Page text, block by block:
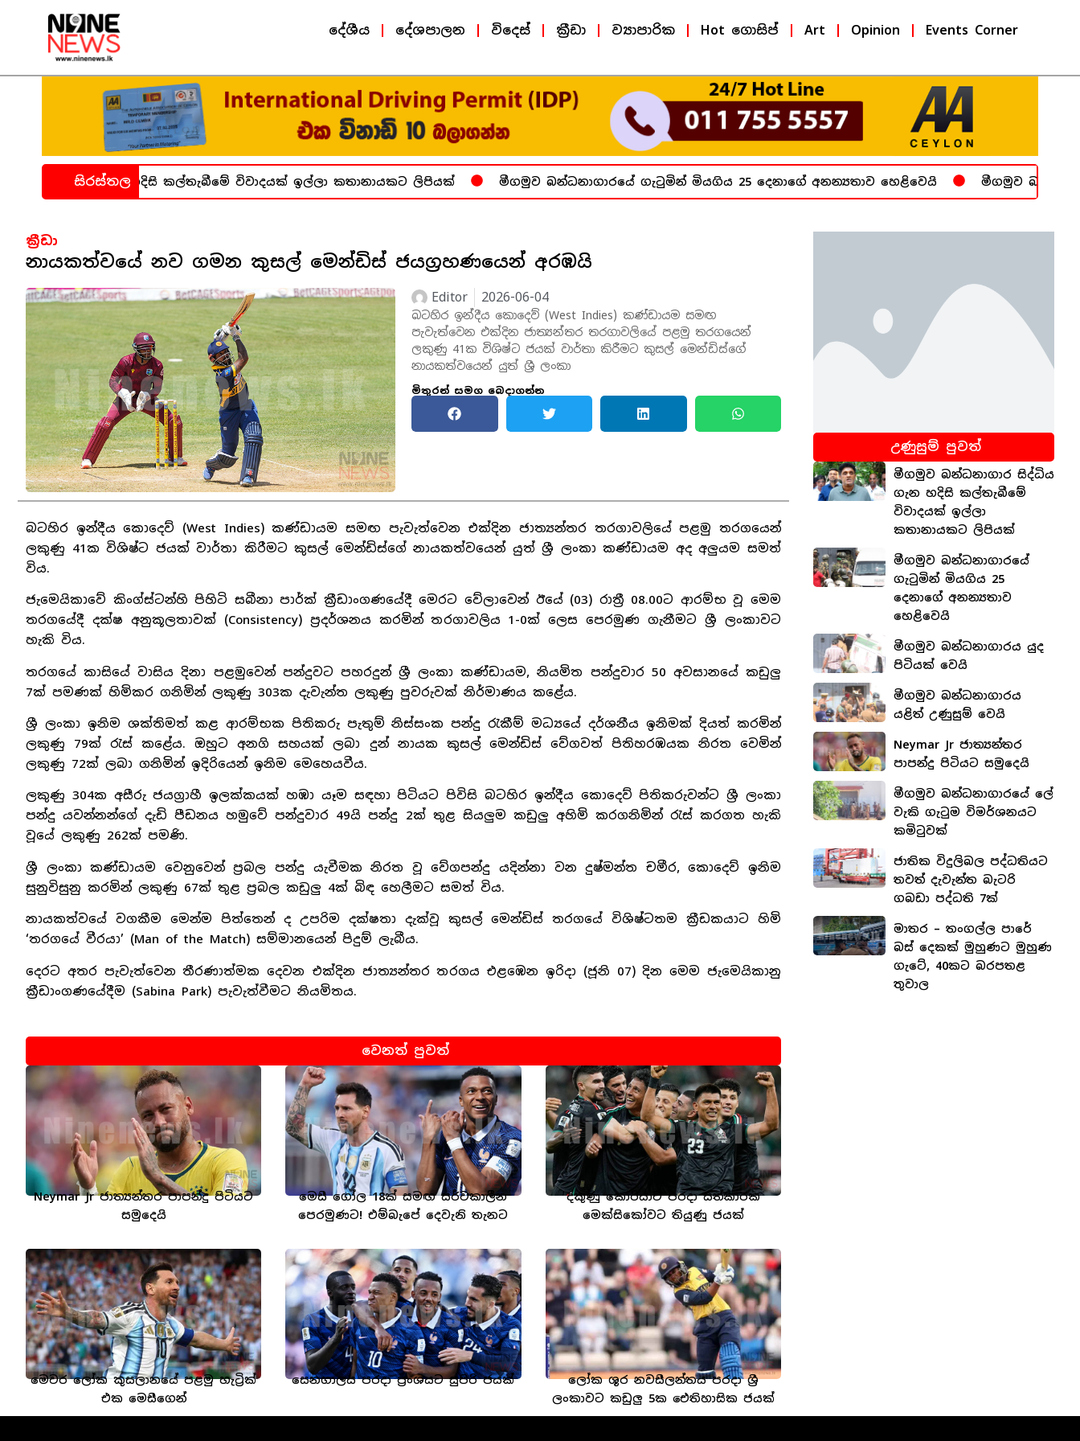
දේශීය දේශපාලන විදෙස් ක්‍රීඩා ව්‍යාපාරික Hot ගොසිප් Art Opinion Events Corner
සිරස්තල
සිද්ධිය ගැන හදිසි කල්තැබීමේ විවාදයක් ඉල්ලා කතානායකට ලිපියක් මීගමුව බන්ධනාගාරයේ ගැටුමින් මියගිය 25 දෙනාගේ අනන්‍යතාව හෙළිවෙයි මීගමුව
ක්‍රීඩා
නායකත්වයේ නව ගමන කුසල් මෙන්ඩිස් ජයග්‍රහණයෙන් අරඹයි
Editor 2026-06-04
බටහිර ඉන්දීය කොදෙව් (West Indies) කණ්ඩායම සමඟ
පැවැත්වෙන එක්දින ජාත්‍යන්තර තරගාවලියේ පළමු තරගයෙන්
ලකුණු 41ක විශිෂ්ට ජයක් වාර්තා කිරීමට කුසල් මෙන්ඩිස්ගේ
නායකත්වයෙන් යුත් ශ්‍රී ලංකා
මිතුරන් සමග බෙදාගන්න
බටහිර ඉන්දීය කොදෙව් (West Indies) කණ්ඩායම සමඟ පැවැත්වෙන එක්දින ජාත්‍යන්තර තරගාවලියේ පළමු තරගයෙන්
ලකුණු 41ක විශිෂ්ට ජයක් වාර්තා කිරීමට කුසල් මෙන්ඩිස්ගේ නායකත්වයෙන් යුත් ශ්‍රී ලංකා කණ්ඩායම අද අලුයම සමත්
විය.
ජැමෙයිකාවේ කිංග්ස්ටන්හි පිහිටි සබීනා පාර්ක් ක්‍රීඩාංගණයේදී මෙරට වේලාවෙන් ඊයේ (03) රාත්‍රී 08.00ට ආරම්භ වූ මෙම
තරගයේදී දක්ෂ අනුකූලතාවක් (Consistency) ප්‍රදර්ශනය කරමින් තරගාවලිය 1-0ක් ලෙස පෙරමුණ ගැනීමට ශ්‍රී ලංකාවට
හැකි විය.
තරගයේ කාසියේ වාසිය දිනා පළමුවෙන් පන්දුවට පහරදුන් ශ්‍රී ලංකා කණ්ඩායම, නියමිත පන්දුවාර 50 අවසානයේ කඩුලු
7ක් පමණක් හිමිකර ගනිමින් ලකුණු 303ක දැවැන්ත ලකුණු පුවරුවක් නිර්මාණය කළේය.
ශ්‍රී ලංකා ඉනිම ශක්තිමත් කළ ආරම්භක පිතිකරු පැතුම් නිස්සංක පන්දු රැකීම් මධ්‍යයේ දර්ශනීය ඉනිමක් දියත් කරමින්
ලකුණු 79ක් රැස් කළේය. ඔහුට අනගි සහයක් ලබා දුන් නායක කුසල් මෙන්ඩිස් වේගවත් පිතිහරඹයක නිරත වෙමින්
ලකුණු 72ක් ලබා ගනිමින් ඉදිරියෙන් ඉනිම මෙහෙයවීය.
ලකුණු 304ක අසීරු ජයග්‍රාහී ඉලක්කයක් හඹා යෑම සඳහා පිටියට පිවිසි බටහිර ඉන්දීය කොදෙව් පිතිකරුවන්ට ශ්‍රී ලංකා
පන්දු යවන්නන්ගේ දැඩි පීඩනය හමුවේ පන්දුවාර 49යි පන්දු 2ක් තුළ සියලුම කඩුලු අහිමි කරගනිමින් රැස් කරගත හැකි
වූයේ ලකුණු 262ක් පමණි.
ශ්‍රී ලංකා කණ්ඩායම වෙනුවෙන් ප්‍රබල පන්දු යැවීමක නිරත වූ වේගපන්දු යදින්නා වන දුෂ්මන්ත චමීර, කොදෙව් ඉනිම
සුනුවිසුනු කරමින් ලකුණු 67ක් තුළ ප්‍රබල කඩුලු 4ක් බිඳ හෙලීමට සමත් විය.
නායකත්වයේ වගකීම මෙන්ම පිත්තෙන් ද උපරිම දක්ෂතා දැක්වූ කුසල් මෙන්ඩිස් තරගයේ විශිෂ්ටතම ක්‍රීඩකයාට හිමි
‘තරගයේ වීරයා’ (Man of the Match) සම්මානයෙන් පිදුම් ලැබීය.
දෙරට අතර පැවැත්වෙන තීරණාත්මක දෙවන එක්දින ජාත්‍යන්තර තරගය එළඹෙන ඉරිදා (ජූනි 07) දින මෙම ජැමෙයිකානු
ක්‍රීඩාංගණයේදීම (Sabina Park) පැවැත්වීමට නියමිතය.
වෙනත් පුවත්
Neymar Jr ජාත්‍යන්තර පාපන්දු පිටියට
සමුදෙයි
මෙසී ගෝල 18ක් සමඟ සර්වකාලීන
පෙරමුණට! එම්බැපේ දෙවැනි තැනට
දකුණු කොරියාව පරදා සත්කාරක
මෙක්සිකෝවට තියුණු ජයක්
මෙවර ලෝක කුසලානයේ පළමු හැට්‍රික්
එක මෙසීගෙන්
සෙනගාලය පරදා ප්‍රංශයට සුපිරි ජයක්
ලෝක ශූර නවසීලන්තය පරදා ශ්‍රී
ලංකාවට කඩුලු 5ක ඓතිහාසික ජයක්
උණුසුම් පුවත්
මීගමුව බන්ධනාගාර සිද්ධිය
ගැන හදිසි කල්තැබීමේ
විවාදයක් ඉල්ලා
කතානායකට ලිපියක්
මීගමුව බන්ධනාගාරයේ
ගැටුමින් මියගිය 25
දෙනාගේ අනන්‍යතාව
හෙළිවෙයි
මීගමුව බන්ධනාගාරය යුද
පිටියක් වෙයි
මීගමුව බන්ධනාගාරය
යළිත් උණුසුම් වෙයි
Neymar Jr ජාත්‍යන්තර
පාපන්දු පිටියට සමුදෙයි
මීගමුව බන්ධනාගාරයේ ලේ
වැකි ගැටුම විමර්ශනයට
කමිටුවක්
ජාතික විදුලිබල පද්ධතියට
තවත් දැවැන්ත බැටරි
ගබඩා පද්ධති 7ක්
මාතර – තංගල්ල පාරේ
බස් දෙකක් මුහුණට මුහුණ
ගැටේ, 40කට බරපතළ
තුවාල